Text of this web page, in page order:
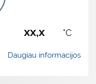
xx,x °C
Daugiau informacijos